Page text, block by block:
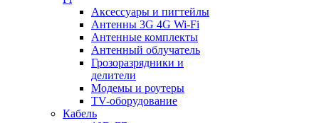
Аксессуары и пигтейлы
Антенны 3G 4G Wi-Fi
Антенные комплекты
Антенный облучатель
Грозоразрядники и
делители
Модемы и роутеры
TV-оборудование
Кабель